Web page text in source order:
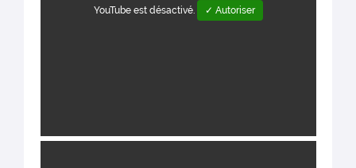
YouTube est désactivé. ✓ Autoriser